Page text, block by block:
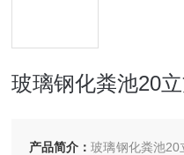
玻璃钢化粪池20
产品简介：玻璃钢化粪池